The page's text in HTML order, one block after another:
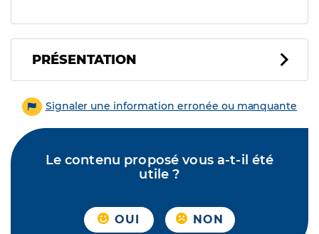
PRÉSENTATION
Signaler une information erronée ou manquante
Le contenu proposé vous a-t-il été
utile ?
OUI NON